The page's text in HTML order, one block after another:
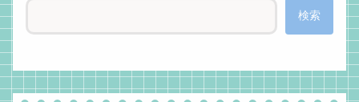
検索